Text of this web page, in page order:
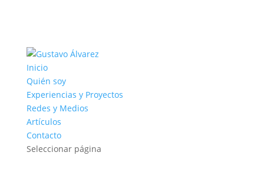
Inicio
Quién soy
Experiencias y Proyectos
Redes y Medios
Artículos
Contacto
Seleccionar página